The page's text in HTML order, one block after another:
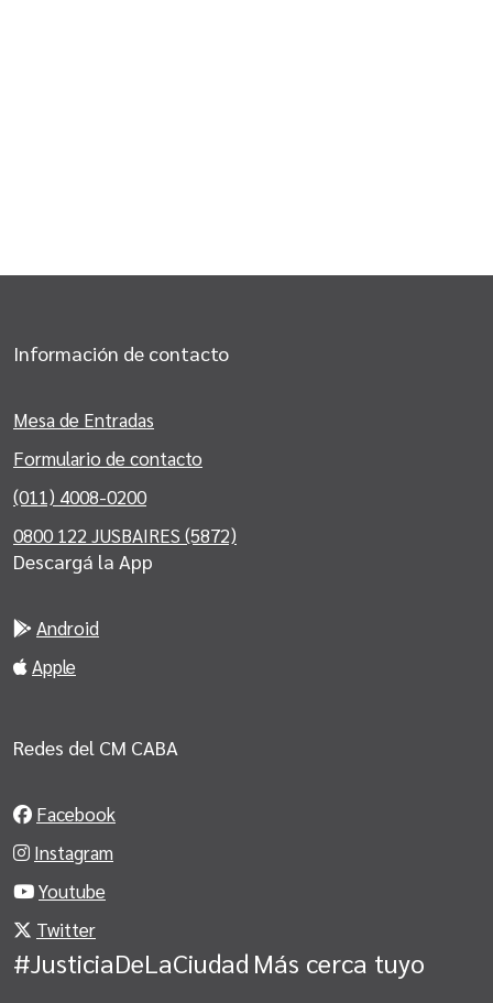
Información de contacto
Mesa de Entradas
Formulario de contacto
(011) 4008-0200
0800 122 JUSBAIRES (5872)
Descargá la App
Android
Apple
Redes del CM CABA
Facebook
Instagram
Youtube
Twitter
#JusticiaDeLaCiudad Más cerca tuyo